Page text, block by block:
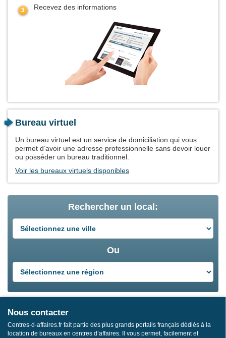
Recevez des informations
Bureau virtuel
Un bureau virtuel est un service de domiciliation qui vous
permet d’avoir une adresse professionnelle sans devoir louer
ou posséder un bureau traditionnel.
Voir les bureaux virtuels disponibles
Rechercher un local:
Ou
Nous contacter
Centres-d-affaires.fr fait partie des plus grands portails français dédiés à la
location de bureaux en centres d’affaires. Il vous permet, facilement et